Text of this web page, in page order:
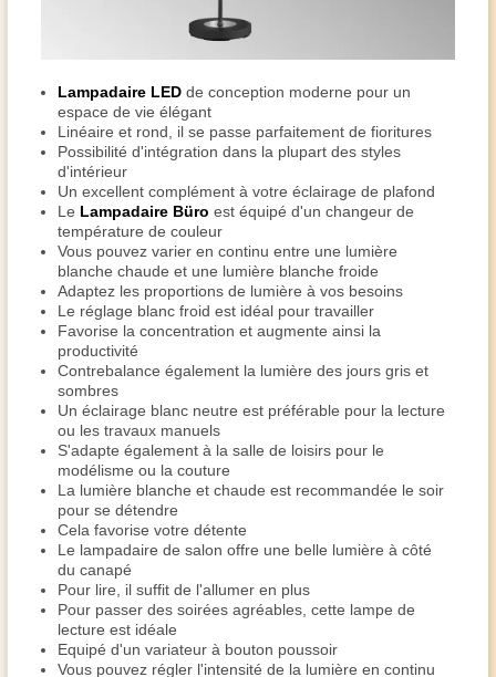
Lampadaire LED de conception moderne pour un
espace de vie élégant
Linéaire et rond, il se passe parfaitement de fioritures
Possibilité d'intégration dans la plupart des styles
d'intérieur
Un excellent complément à votre éclairage de plafond
Le Lampadaire Büro est équipé d'un changeur de
température de couleur
Vous pouvez varier en continu entre une lumière
blanche chaude et une lumière blanche froide
Adaptez les proportions de lumière à vos besoins
Le réglage blanc froid est idéal pour travailler
Favorise la concentration et augmente ainsi la
productivité
Contrebalance également la lumière des jours gris et
sombres
Un éclairage blanc neutre est préférable pour la lecture
ou les travaux manuels
S'adapte également à la salle de loisirs pour le
modélisme ou la couture
La lumière blanche et chaude est recommandée le soir
pour se détendre
Cela favorise votre détente
Le lampadaire de salon offre une belle lumière à côté
du canapé
Pour lire, il suffit de l'allumer en plus
Pour passer des soirées agréables, cette lampe de
lecture est idéale
Equipé d'un variateur à bouton poussoir
Vous pouvez régler l'intensité de la lumière en continu